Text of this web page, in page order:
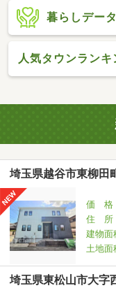
暮らしデー
人気タウンランキ
埼玉県越谷市東柳田
価 格
住 所
建物面
土地面
埼玉県東松山市大字